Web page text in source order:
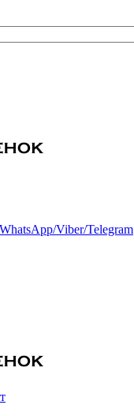
WhatsApp/Viber/Telegram